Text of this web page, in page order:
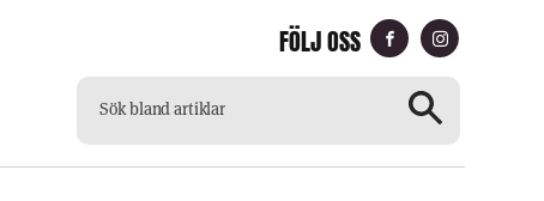
FÖLJ OSS